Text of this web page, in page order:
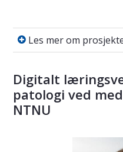
Les mer om
Les mer om
Digitalt
patologi ved
NTNU